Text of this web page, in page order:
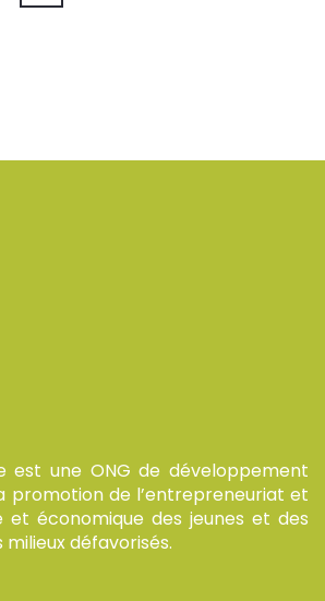
est une ONG de développement
promotion de l’entrepreneuriat et
et économique des jeunes et des
milieux défavorisés.